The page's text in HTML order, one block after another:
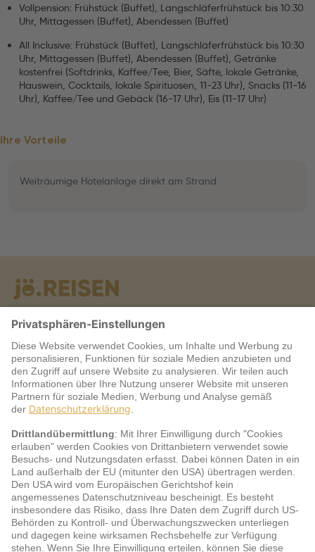
Vollpension: Frühstück (Buffet), Langschläferfrühstück bis 10:30
Uhr, Mittagessen (Buffet), Abendessen (Buffet)
All Inclusive: Frühstück (Buffet), Langschläferfrühstück bis 10:30
Uhr, Mittagessen (Buffet), Abendessen (Buffet), Getränke
kostenfrei (Softdrinks, Kaffee/Tee, Bier, Säfte, lokale Getränke,
Hauswein, Cocktails, lokale Spirituosen, 11-23 Uhr), Snacks (11-16
Uhr), Kaffee/Tee und Gebäck (16-17 Uhr), Eis (11-17 Uhr)
Ihre Vorteile
Weiträumige Hotelanlage direkt am Strand
Warum jö?
Service
jö Bonus Club Partner